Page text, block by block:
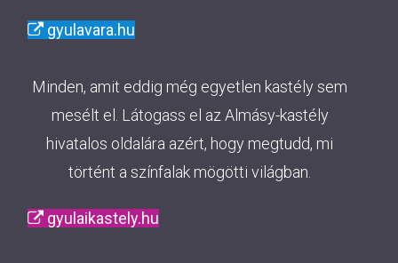
gyulavara.hu
Minden, amit eddig még egyetlen kastély sem
mesélt el. Látogass el az Almásy-kastély
hivatalos oldalára azért, hogy megtudd, mi
történt a színfalak mögötti világban.
gyulaikastely.hu